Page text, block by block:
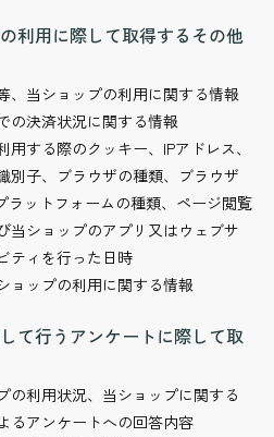
利用に際して取得するその他
、当ショップの利用に関する情報
の決済状況に関する情報
する際のクッキー、IPアドレス、
別子、ブラウザの種類、ブラウザ
ラットフォームの種類、ページ閲覧
当ショップのアプリ又はウェブサ
ティを行った日時
ョップの利用に関する情報
て行うアンケートに際して取
の利用状況、当ショップに関する
るアンケートへの回答内容